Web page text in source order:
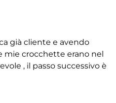
già cliente e avendo
mie crocchette erano nel
, il passo successivo è